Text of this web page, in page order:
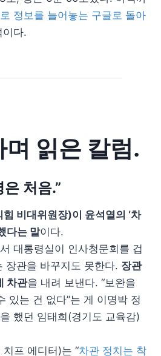
정보를 늘어놓는 구글로 돌아
이다.
며 읽은 칼럼.
처음.”
비대위원장)이 윤석열의 ‘차
다는 말이다.
대통령실이 인사청문회를 겁
장관을 바꾸지도 못한다. 장관
차관을 내려 보낸다. “보완을
있는 건 없다”는 게 이명박 정
했던 임태희(경기도 교육감)
프 에디터)는 “차관 정치는 착